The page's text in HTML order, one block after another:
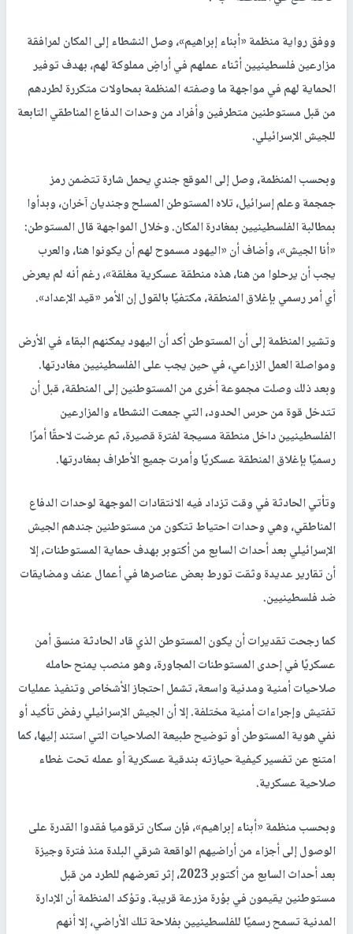
ووفق رواية منظمة «أبناء إبراهيم»، وصل النشطاء إلى المكان لمرافقة
مزارعين فلسطينيين أثناء عملهم في أراضٍ مملوكة لهم، بهدف توفير
الحماية لهم في مواجهة ما وصفته المنظمة بمحاولات متكررة لطردهم
من قبل مستوطنين متطرفين وأفراد من وحدات الدفاع المناطقي التابعة
للجيش الإسرائيلي.
وبحسب المنظمة، وصل إلى الموقع جندي يحمل شارة تتضمن رمز
جمجمة وعلم إسرائيل، تلاه المستوطن المسلح وجنديان آخران، وبدأوا
بمطالبة الفلسطينيين بمغادرة المكان. وخلال المواجهة قال المستوطن:
«أنا الجيش»، وأضاف أن «اليهود مسموح لهم أن يكونوا هنا، والعرب
يجب أن يرحلوا من هنا، هذه منطقة عسكرية مغلقة»، رغم أنه لم يعرض
أي أمر رسمي بإغلاق المنطقة، مكتفيًا بالقول إن الأمر «قيد الإعداد».
وتشير المنظمة إلى أن المستوطن أكد أن اليهود يمكنهم البقاء في الأرض
ومواصلة العمل الزراعي، في حين يجب على الفلسطينيين مغادرتها.
وبعد ذلك وصلت مجموعة أخرى من المستوطنين إلى المنطقة، قبل أن
تتدخل قوة من حرس الحدود، التي جمعت النشطاء والمزارعين
الفلسطينيين داخل منطقة مسيجة لفترة قصيرة، ثم عرضت لاحقًا أمرًا
رسميًا بإغلاق المنطقة عسكريًا وأمرت جميع الأطراف بمغادرتها.
وتأتي الحادثة في وقت تزداد فيه الانتقادات الموجهة لوحدات الدفاع
المناطقي، وهي وحدات احتياط تتكون من مستوطنين جندهم الجيش
الإسرائيلي بعد أحداث السابع من أكتوبر بهدف حماية المستوطنات، إلا
أن تقارير عديدة وثقت تورط بعض عناصرها في أعمال عنف ومضايقات
ضد فلسطينيين.
كما رجحت تقديرات أن يكون المستوطن الذي قاد الحادثة منسق أمن
عسكريًا في إحدى المستوطنات المجاورة، وهو منصب يمنح حامله
صلاحيات أمنية ومدنية واسعة، تشمل احتجاز الأشخاص وتنفيذ عمليات
تفتيش وإجراءات أمنية مختلفة. إلا أن الجيش الإسرائيلي رفض تأكيد أو
نفي هوية المستوطن أو توضيح طبيعة الصلاحيات التي استند إليها، كما
امتنع عن تفسير كيفية حيازته بندقية عسكرية أو عمله تحت غطاء
صلاحية عسكرية.
وبحسب منظمة «أبناء إبراهيم»، فإن سكان ترقوميا فقدوا القدرة على
الوصول إلى أجزاء من أراضيهم الواقعة شرقي البلدة منذ فترة وجيزة
بعد أحداث السابع من أكتوبر 2023، إثر تعرضهم للطرد من قبل
مستوطنين يقيمون في بؤرة مزرعة قريبة. وتؤكد المنظمة أن الإدارة
المدنية تسمح رسميًا للفلسطينيين بفلاحة تلك الأراضي، إلا أنهم